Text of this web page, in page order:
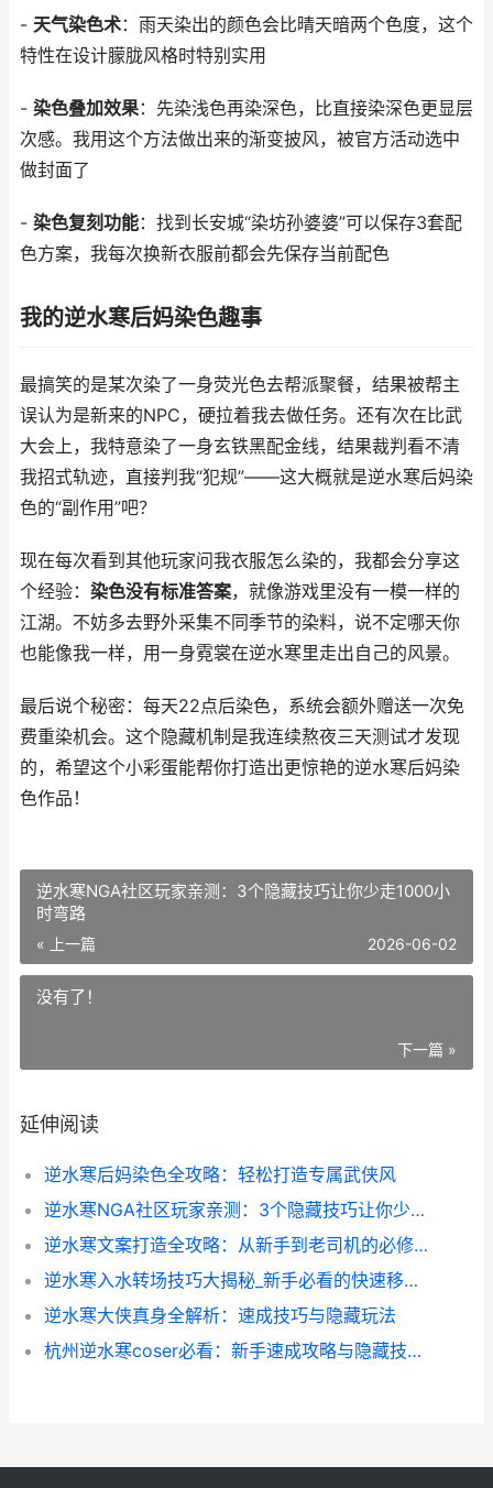
- 天气染色术：雨天染出的颜色会比晴天暗两个色度，这个
特性在设计朦胧风格时特别实用
- 染色叠加效果：先染浅色再染深色，比直接染深色更显层
次感。我用这个方法做出来的渐变披风，被官方活动选中
做封面了
- 染色复刻功能：找到长安城“染坊孙婆婆”可以保存3套配
色方案，我每次换新衣服前都会先保存当前配色
我的逆水寒后妈染色趣事
最搞笑的是某次染了一身荧光色去帮派聚餐，结果被帮主
误认为是新来的NPC，硬拉着我去做任务。还有次在比武
大会上，我特意染了一身玄铁黑配金线，结果裁判看不清
我招式轨迹，直接判我“犯规”——这大概就是逆水寒后妈染
色的“副作用”吧？
现在每次看到其他玩家问我衣服怎么染的，我都会分享这
个经验： 染色没有标准答案，就像游戏里没有一模一样的
江湖。不妨多去野外采集不同季节的染料，说不定哪天你
也能像我一样，用一身霓裳在逆水寒里走出自己的风景。
最后说个秘密：每天22点后染色，系统会额外赠送一次免
费重染机会。这个隐藏机制是我连续熬夜三天测试才发现
的，希望这个小彩蛋能帮你打造出更惊艳的逆水寒后妈染
色作品！
逆水寒NGA社区玩家亲测：3个隐藏技巧让你少走1000小
时弯路
« 上一篇 2026-06-02
没有了！
下一篇 »
延伸阅读
逆水寒后妈染色全攻略：轻松打造专属武侠风
逆水寒NGA社区玩家亲测：3个隐藏技巧让你少走1000小时弯路
逆水寒文案打造全攻略：从新手到老司机的必修课
逆水寒入水转场技巧大揭秘_新手必看的快速移动攻略
逆水寒大侠真身全解析：速成技巧与隐藏玩法
杭州逆水寒coser必看：新手速成攻略与隐藏技巧大揭秘